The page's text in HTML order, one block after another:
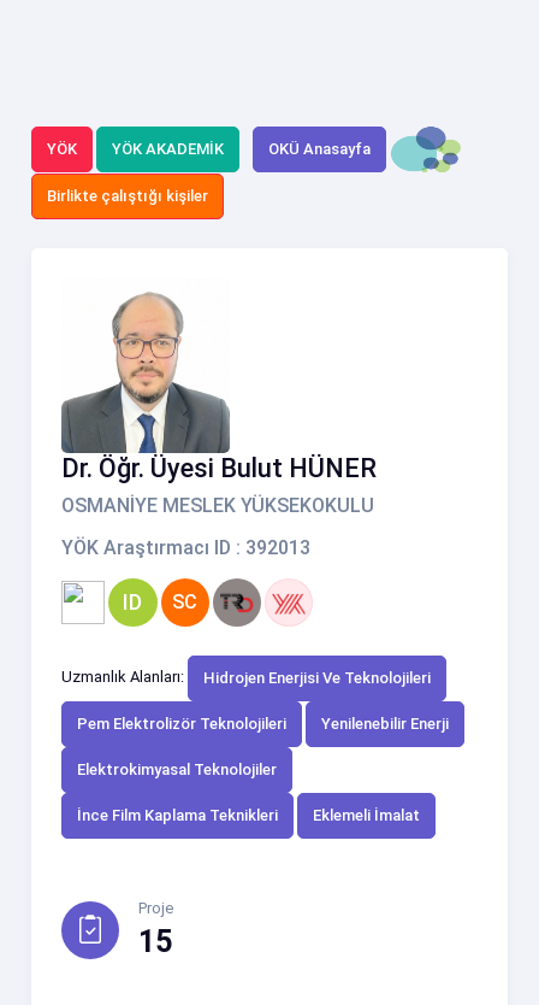
YÖK YÖK AKADEMİK OKÜ Anasayfa
Birlikte çalıştığı kişiler
Dr. Öğr. Üyesi Bulut HÜNER
OSMANİYE MESLEK YÜKSEKOKULU
YÖK Araştırmacı ID : 392013
ID SC
Uzmanlık Alanları: Hidrojen Enerjisi Ve Teknolojileri
Pem Elektrolizör Teknolojileri Yenilenebilir Enerji
Elektrokimyasal Teknolojiler
İnce Film Kaplama Teknikleri Eklemeli İmalat
Proje
15